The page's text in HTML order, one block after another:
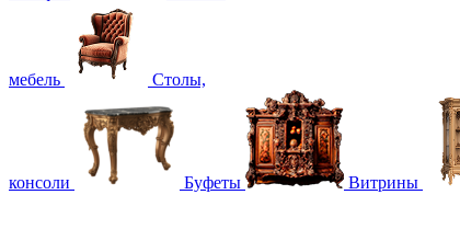
мебель Столы,
консоли Буфеты Витрины